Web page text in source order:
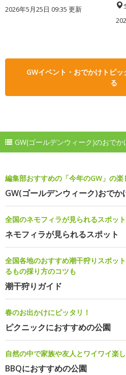
2026年5月25日 09:35 更新
GWイベント・おでかけトピ
る
GW(ゴールデンウィーク)のおで
編集部おすすめの「今年のGW」の
GW(ゴールデンウィーク)おでか
全国のネモフィラが見られるスポッ
ネモフィラが見られるスポット
全国各地のおすすめ潮干狩りスポッ
るもの採り方のコツも
潮干狩りガイド
春のお出かけにピッタリ！
ピクニックにおすすめの公園
自然の中で家族や友人とワイワイ楽し
BBQにおすすめの公園